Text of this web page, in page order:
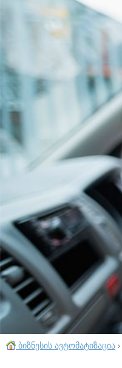
ბიზნესის ავტომატიზაცია ›